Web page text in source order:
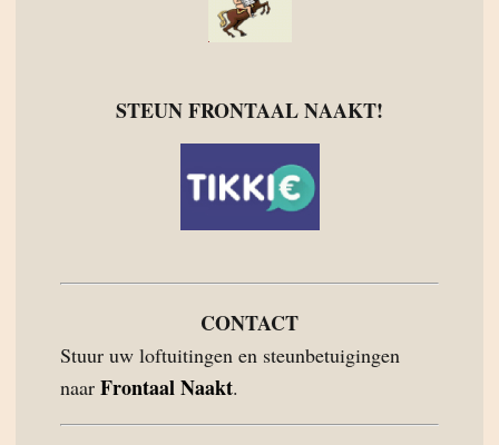
STEUN FRONTAAL NAAKT!
CONTACT
Stuur uw loftuitingen en steunbetuigingen
naar Frontaal Naakt.